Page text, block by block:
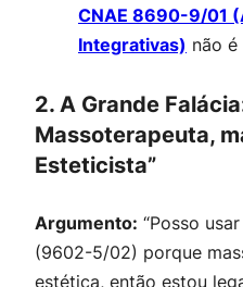
CNAE 8690-9/01
Integrativas) não
2. A Grande
Massoterapeuta,
Esteticista”
Argumento: “Posso
(9602-5/02) porque
estética, então estou